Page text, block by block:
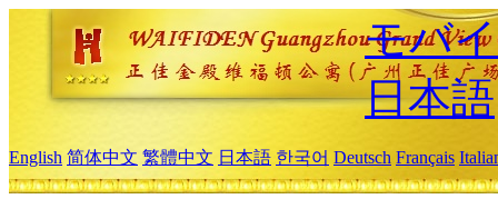
モバ
日本語
English 简体中文 繁體中文 日本語 한국어 Deutsch Français